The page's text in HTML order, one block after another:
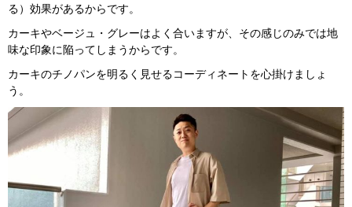
る）効果があるからです。
カーキやベージュ・グレーはよく合いますが、その感じのみでは地
味な印象に陥ってしまうからです。
カーキのチノパンを明るく見せるコーディネートを心掛けましょ
う。